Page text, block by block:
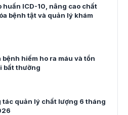
huấn ICD-10, nâng cao chất
bệnh tật và quản lý khám
bệnh hiếm ho ra máu và tổn
bất thường
tác quản lý chất lượng 6 tháng